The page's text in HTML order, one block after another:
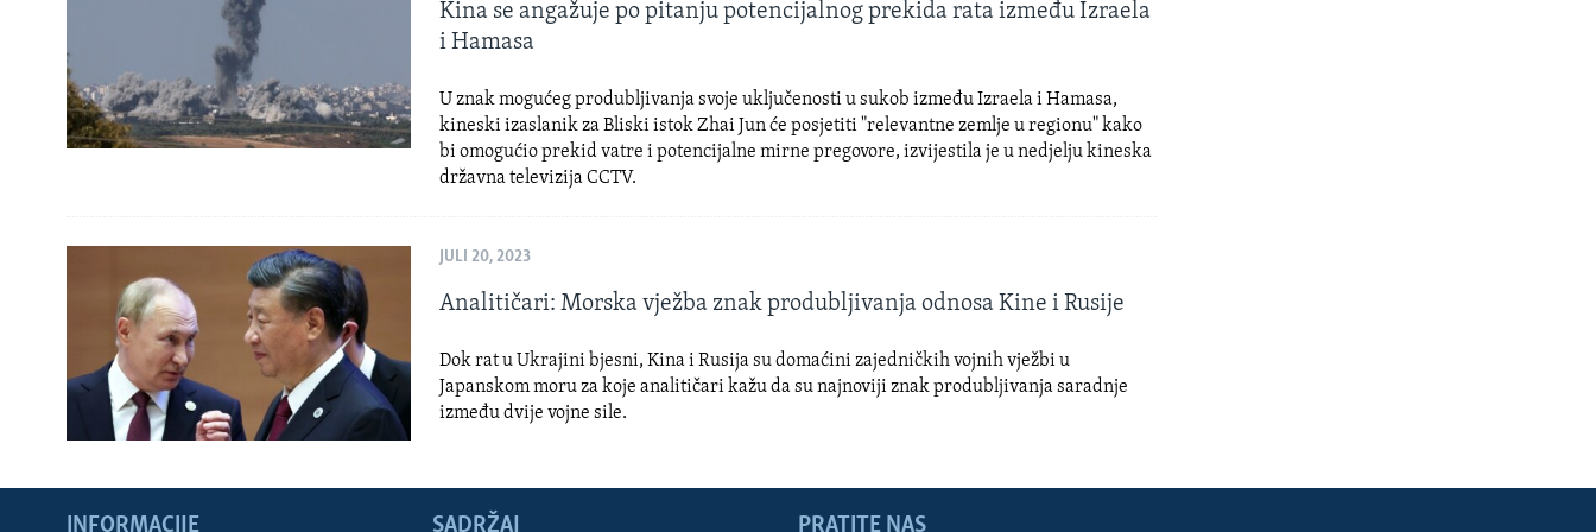
Kina se angažuje po pitanju potencijalnog prekida rata između Izraela
i Hamasa
U znak mogućeg produbljivanja svoje uključenosti u sukob između Izraela i Hamasa,
kineski izaslanik za Bliski istok Zhai Jun će posjetiti "relevantne zemlje u regionu" kako
bi omogućio prekid vatre i potencijalne mirne pregovore, izvijestila je u nedjelju kineska
državna televizija CCTV.
JULI 20, 2023
Analitičari: Morska vježba znak produbljivanja odnosa Kine i Rusije
Dok rat u Ukrajini bjesni, Kina i Rusija su domaćini zajedničkih vojnih vježbi u
Japanskom moru za koje analitičari kažu da su najnoviji znak produbljivanja saradnje
između dvije vojne sile.
PRATITE NAS
INFORMACIJE SADRŽAJ